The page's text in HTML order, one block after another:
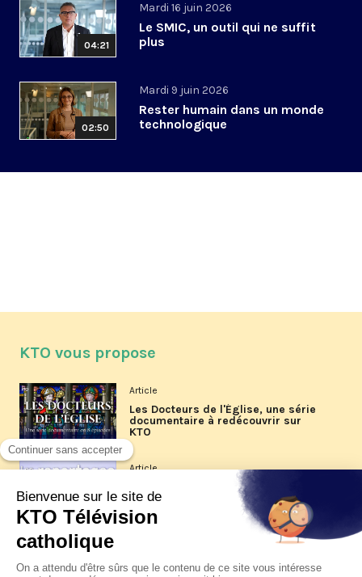
04:21
Mardi 16 juin 2026
Le SMIC, un outil qui ne suffit
plus
02:50
Mardi 9 juin 2026
Rester humain dans un monde
technologique
KTO vous propose
Article
Les Docteurs de l'Église, une série
documentaire à redécouvrir sur
KTO
Article
Les reportages d'été 2026 de KTO
La visite pastorale du pape Léon
XIV à Assise à suivre sur KTO le